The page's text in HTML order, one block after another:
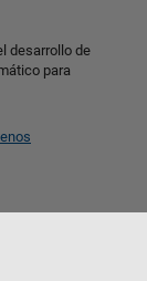
desarrollo de
para